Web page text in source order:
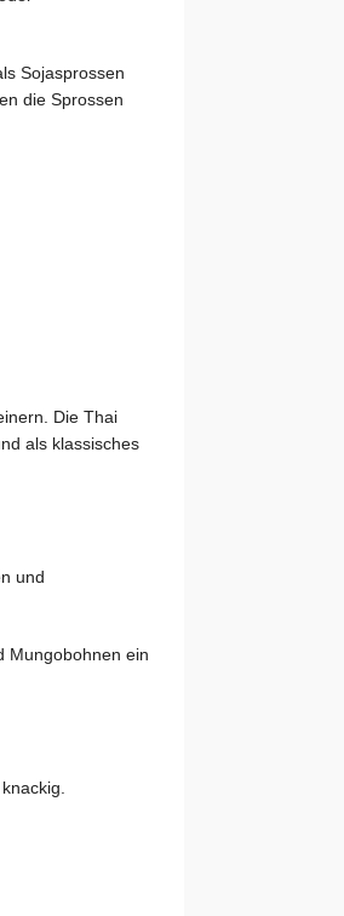
Sojasprossen
die Sprossen
Die Thai
als klassisches
und
Mungobohnen ein